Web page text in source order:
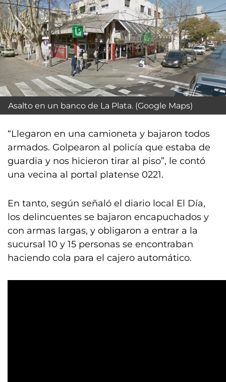
Asalto en un banco de La Plata. (Google Maps)
“Llegaron en una camioneta y bajaron todos
armados. Golpearon al policía que estaba de
guardia y nos hicieron tirar al piso”, le contó
una vecina al portal platense 0221.
En tanto, según señaló el diario local El Día,
los delincuentes se bajaron encapuchados y
con armas largas, y obligaron a entrar a la
sucursal 10 y 15 personas se encontraban
haciendo cola para el cajero automático.